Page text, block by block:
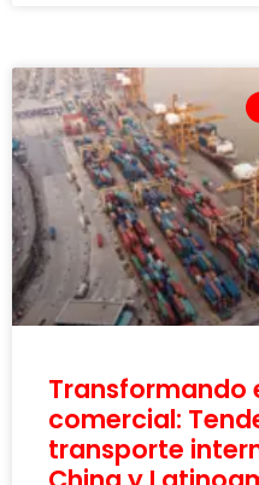
Transformando
comercial:
transporte